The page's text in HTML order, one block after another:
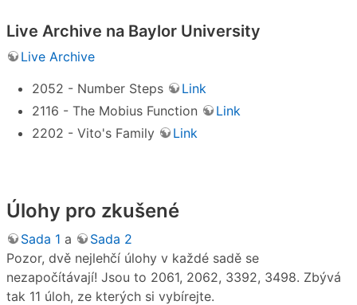
Live Archive na Baylor University
Live Archive
2052 - Number Steps
Link
2116 - The Mobius Function
Link
2202 - Vito's Family
Link
Úlohy pro zkušené
Sada 1 a
Sada 2
Pozor, dvě nejlehčí úlohy v každé sadě se
nezapočítávají! Jsou to 2061, 2062, 3392, 3498. Zbývá
tak 11 úloh, ze kterých si vybírejte.